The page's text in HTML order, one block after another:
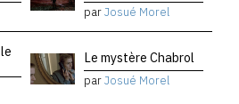
parJosué Morel
Le mystère Chabrol
parJosué Morel